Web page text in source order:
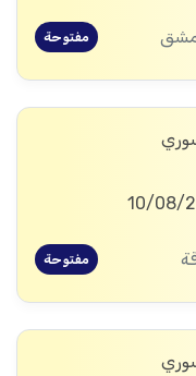
مفتوحة
مفتوحة